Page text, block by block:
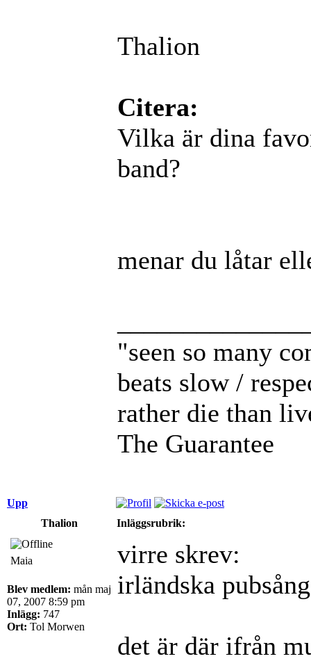
Thalion
Citera:
Vilka är dina
band?
menar du låtar
"seen so many
beats slow /
rather die than
The Guarantee
Upp
Thalion
Inläggsrubrik:
Maia
Blev medlem: mån maj
07, 2007 8:59 pm
Inlägg: 747
Ort: Tol Morwen
virre skrev:
irländska
det är där ifrån